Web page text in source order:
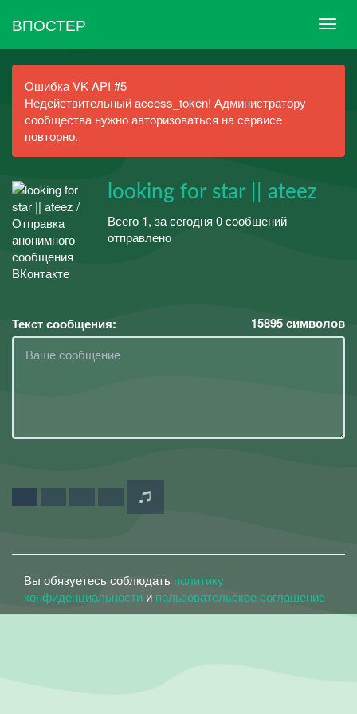
ВПОСТЕР
Ошибка VK API #5
Недействительный access_token! Администратору
сообщества нужно авторизоваться на сервисе
повторно.
looking for star || ateez
Всего 1, за сегодня 0 сообщений
отправлено
Текст сообщения: 15895символов
Вы обязуетесь соблюдать политику
конфиденциальности и пользовательское соглашение